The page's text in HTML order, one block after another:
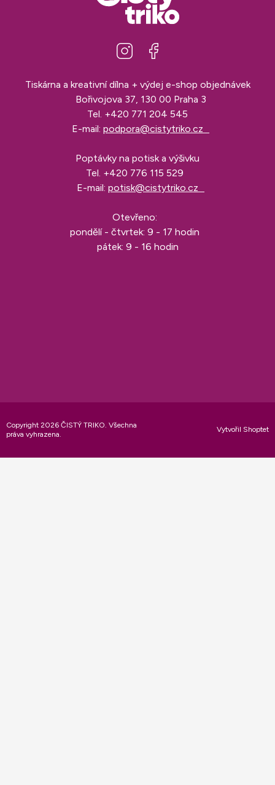
Tiskárna a kreativní dílna + výdej e-shop objednávek
Bořivojova 37, 130 00 Praha 3
Tel. +420 771 204 545
E-mail: podpora@cistytriko.cz
Poptávky na potisk a výšivku
Tel. +420 776 115 529
E-mail: potisk@cistytriko.cz
Otevřeno:
pondělí - čtvrtek: 9 - 17 hodin
pátek: 9 - 16 hodin
Vytvořil Shoptet
Copyright 2026 ČISTÝ TRIKO. Všechna
práva vyhrazena.